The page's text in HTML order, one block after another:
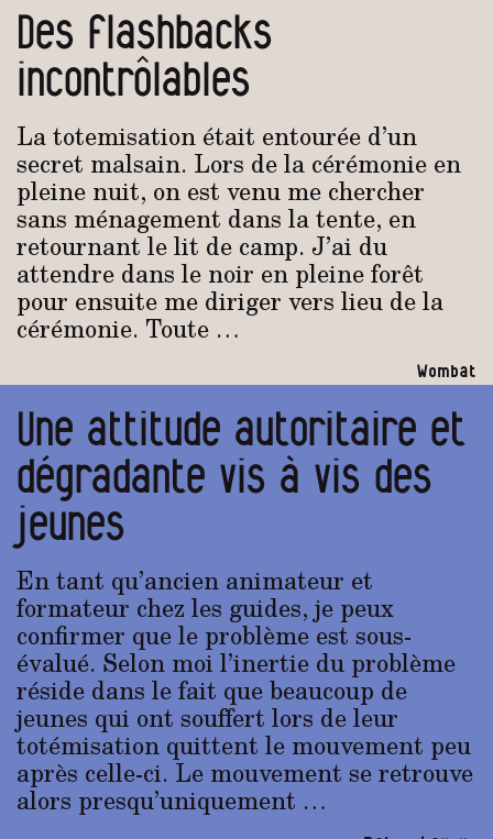
Des flashbacks
incontrôlables
La totemisation était entourée d’un
secret malsain. Lors de la cérémonie en
pleine nuit, on est venu me chercher
sans ménagement dans la tente, en
retournant le lit de camp. J’ai du
attendre dans le noir en pleine forêt
pour ensuite me diriger vers lieu de la
cérémonie. Toute …
Wombat
Une attitude autoritaire et
dégradante vis à vis des
jeunes
En tant qu’ancien animateur et
formateur chez les guides, je peux
confirmer que le problème est sous-
évalué. Selon moi l’inertie du problème
réside dans le fait que beaucoup de
jeunes qui ont souffert lors de leur
totémisation quittent le mouvement peu
après celle-ci. Le mouvement se retrouve
alors presqu’uniquement …